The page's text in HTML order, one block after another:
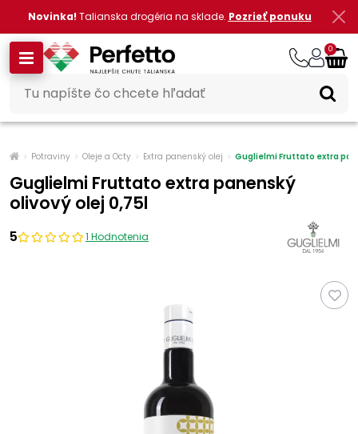
Novinka! Talianska drogéria na sklade. Pozrieť ponuku
0
Potraviny Oleje a Octy Extra panenský olej Guglielmi Fruttato extra
Guglielmi Fruttato extra panenský
olivový olej 0,75l
5 1 Hodnotenia